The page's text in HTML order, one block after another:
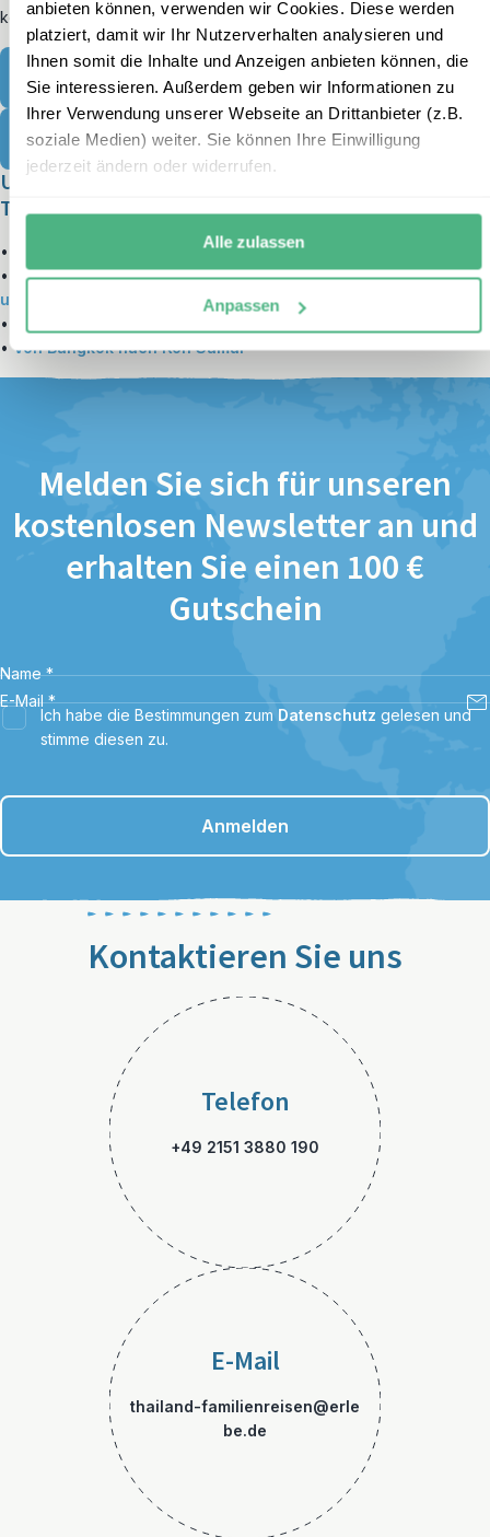
anbieten können, verwenden wir Cookies. Diese werden
platziert, damit wir Ihr Nutzerverhalten analysieren und
Ihnen somit die Inhalte und Anzeigen anbieten können, die
Sie interessieren. Außerdem geben wir Informationen zu
Ihrer Verwendung unserer Webseite an Drittanbieter (z.B.
soziale Medien) weiter. Sie können Ihre Einwilligung
jederzeit ändern oder widerrufen.
Alle zulassen
Anpassen
können Sie sich in Thailand auch gut mit Englisch verständigen.
Planen Sie Ihre Reise
Kontaktieren Sie uns
Unsere beliebtesten Rundreisen für Familien in
Thailand:
•
Thailand Urlaub mit Kindern – Traumstrände & Meer
•
Familienrundreise: Thailand Sehenswürdigkeiten kompakt
und entspannt
•
•Von Bangkok nach Koh Samui
Melden Sie sich für unseren
kostenlosen Newsletter an und
erhalten Sie einen 100 €
Gutschein
Name *
E-Mail *
Ich habe die Bestimmungen zum Datenschutz gelesen und
stimme diesen zu.
Anmelden
Kontaktieren Sie uns
Telefon
+49 2151 3880 190
E-Mail
thailand-familienreisen@erle
be.de